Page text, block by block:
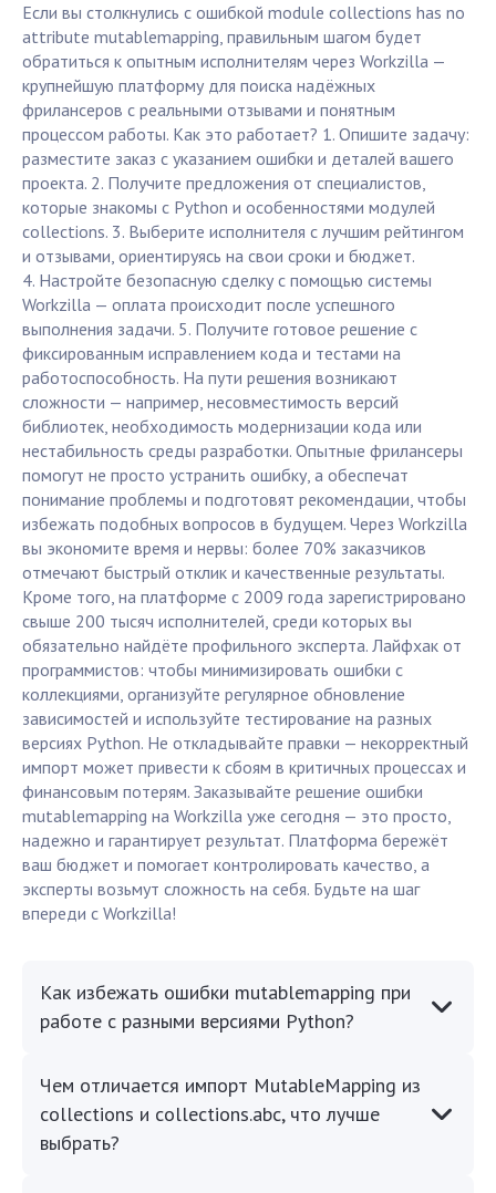
Если вы столкнулись с ошибкой module collections has no
attribute mutablemapping, правильным шагом будет
обратиться к опытным исполнителям через Workzilla —
крупнейшую платформу для поиска надёжных
фрилансеров с реальными отзывами и понятным
процессом работы. Как это работает? 1. Опишите задачу:
разместите заказ с указанием ошибки и деталей вашего
проекта. 2. Получите предложения от специалистов,
которые знакомы с Python и особенностями модулей
collections. 3. Выберите исполнителя с лучшим рейтингом
и отзывами, ориентируясь на свои сроки и бюджет.
4. Настройте безопасную сделку с помощью системы
Workzilla — оплата происходит после успешного
выполнения задачи. 5. Получите готовое решение с
фиксированным исправлением кода и тестами на
работоспособность. На пути решения возникают
сложности — например, несовместимость версий
библиотек, необходимость модернизации кода или
нестабильность среды разработки. Опытные фрилансеры
помогут не просто устранить ошибку, а обеспечат
понимание проблемы и подготовят рекомендации, чтобы
избежать подобных вопросов в будущем. Через Workzilla
вы экономите время и нервы: более 70% заказчиков
отмечают быстрый отклик и качественные результаты.
Кроме того, на платформе с 2009 года зарегистрировано
свыше 200 тысяч исполнителей, среди которых вы
обязательно найдёте профильного эксперта. Лайфхак от
программистов: чтобы минимизировать ошибки с
коллекциями, организуйте регулярное обновление
зависимостей и используйте тестирование на разных
версиях Python. Не откладывайте правки — некорректный
импорт может привести к сбоям в критичных процессах и
финансовым потерям. Заказывайте решение ошибки
mutablemapping на Workzilla уже сегодня — это просто,
надежно и гарантирует результат. Платформа бережёт
ваш бюджет и помогает контролировать качество, а
эксперты возьмут сложность на себя. Будьте на шаг
впереди с Workzilla!
Как избежать ошибки mutablemapping при
работе с разными версиями Python?
Чем отличается импорт MutableMapping из
collections и collections.abc, что лучше
выбрать?